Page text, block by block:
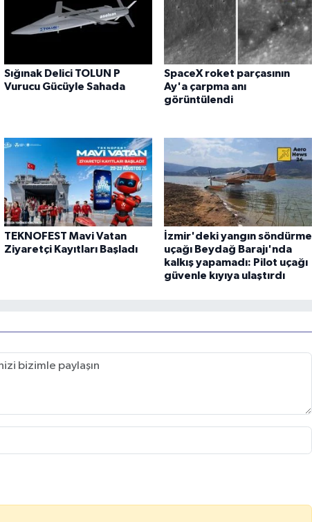
Sığınak Delici TOLUN P
Vurucu Gücüyle Sahada
SpaceX roket parçasının
Ay'a çarpma anı
görüntülendi
TEKNOFEST Mavi Vatan
Ziyaretçi Kayıtları Başladı
İzmir'deki yangın söndürme
uçağı Beydağ Barajı'nda
kalkış yapamadı: Pilot uçağı
güvenle kıyıya ulaştırdı